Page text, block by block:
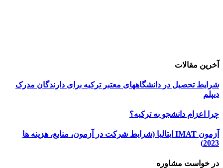
آخرین مقالات
شرایط تحصیل در دانشگاههای معتبر ترکیه برای دارندگان مدرک
دیپلم
چرا اعزام دانشجو به ترکیه؟
آزمون IMAT ایتالیا (شرایط شرکت در آزمون، منابع، هزینه ها
2023)
در خواست مشاوره